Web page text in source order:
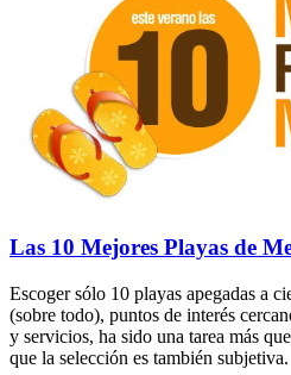
Las 10 Mejores Playas de
Escoger sólo 10 playas apegadas a
(sobre todo), puntos de interés
y servicios, ha sido una tarea más
que la selección es también subjetiva.